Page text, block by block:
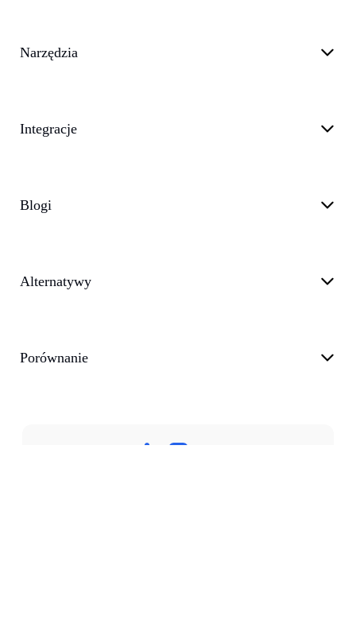
Narzędzia
Integracje
Blogi
Alternatywy
Porównanie